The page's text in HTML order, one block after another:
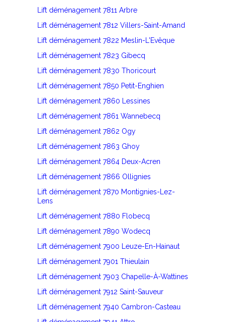
Lift déménagement 7811 Arbre
Lift déménagement 7812 Villers-Saint-Amand
Lift déménagement 7822 Meslin-L'Evêque
Lift déménagement 7823 Gibecq
Lift déménagement 7830 Thoricourt
Lift déménagement 7850 Petit-Enghien
Lift déménagement 7860 Lessines
Lift déménagement 7861 Wannebecq
Lift déménagement 7862 Ogy
Lift déménagement 7863 Ghoy
Lift déménagement 7864 Deux-Acren
Lift déménagement 7866 Ollignies
Lift déménagement 7870 Montignies-Lez-
Lens
Lift déménagement 7880 Flobecq
Lift déménagement 7890 Wodecq
Lift déménagement 7900 Leuze-En-Hainaut
Lift déménagement 7901 Thieulain
Lift déménagement 7903 Chapelle-À-Wattines
Lift déménagement 7912 Saint-Sauveur
Lift déménagement 7940 Cambron-Casteau